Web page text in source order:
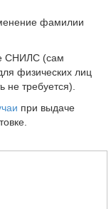
фамилии
СНИЛС (сам
физических лиц
требуется).
при выдаче